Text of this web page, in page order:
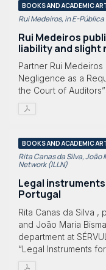
BOOKS AND ACADEMIC
Rui Medeiros, in E-Pública
Rui Medeiros
liability and slight
Partner Rui
Negligence as a
the Court of
BOOKS AND ACADEMIC
Rita Canas da Silva,
Network (ILLN)
Legal
Portugal
Rita Canas da Silva
and João Maria
department at
“Legal Instruments